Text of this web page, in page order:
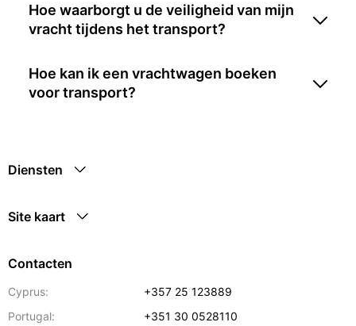
Hoe waarborgt u de veiligheid van mijn
vracht tijdens het transport?
Hoe kan ik een vrachtwagen boeken
voor transport?
Diensten
Site kaart
Contacten
Cyprus:
+357 25 123889
Portugal:
+351 30 0528110